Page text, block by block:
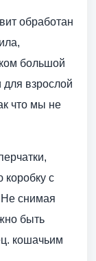
обработан
большой
для взрослой
что мы не
коробку с
Не снимая
быть
кошачьим